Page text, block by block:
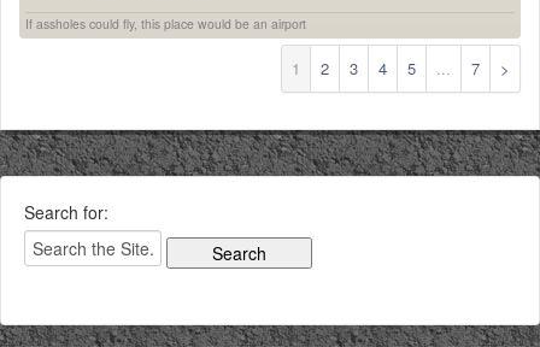
If assholes could fly, this place would be an airport
1 2 3 4 5 ... 7 >
Search for: